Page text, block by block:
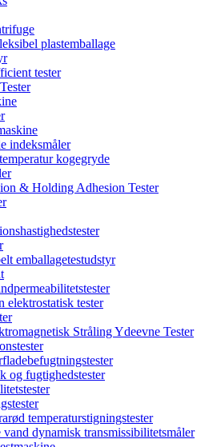
plastemballage
tester
indeksmåler
kogegryde
& Holding Adhesion Tester
emballagetestudstyr
elektrostatisk tester
Stråling Ydeevne Tester
og fugtighedstester
temperaturstigningstester
dynamisk transmissibilitetsmåler